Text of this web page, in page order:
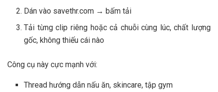
Dán vào savethr.com → bấm tải
Tải từng clip riêng hoặc cả chuỗi cùng lúc, chất lượng
gốc, không thiếu cái nào
Công cụ này cực mạnh với:
Thread hướng dẫn nấu ăn, skincare, tập gym